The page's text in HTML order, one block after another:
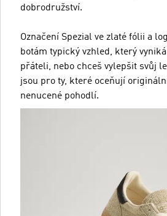
dobrodružství.
Označení Spezial ve zlaté fólii a
botám typický vzhled, který
přáteli, nebo chceš vylepšit svůj
jsou pro ty, které oceňují
nenucené pohodlí.